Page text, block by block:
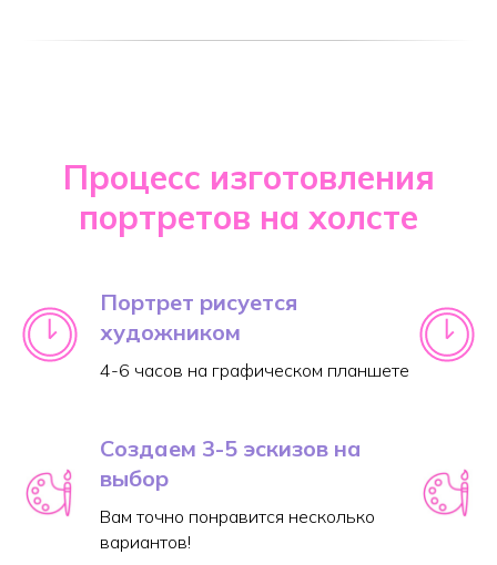
Процесс изготовления
портретов на холсте
Портрет рисуется
художником
4-6 часов на графическом планшете
Создаем 3-5 эскизов на
выбор
Вам точно понравится несколько
вариантов!